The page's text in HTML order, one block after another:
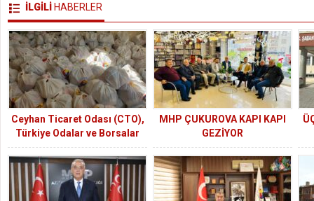
İLGİLİ HABERLER
Ceyhan Ticaret Odası (CTO),
Türkiye Odalar ve Borsalar
Birliği’nin (TOBB) katkılarıyla
ihtiyaç sahibi ailelere gıda
kolisi yardımında bulundu.
MHP ÇUKUROVA KAPI KAPI
GEZİYOR